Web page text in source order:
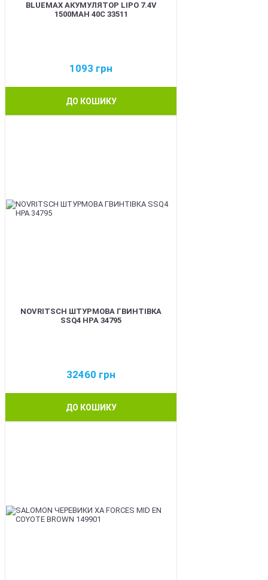
BLUEMAX АКУМУЛЯТОР LIPO 7.4V
1500MAH 40C 33511
1093 грн
ДО КОШИКУ
NOVRITSCH ШТУРМОВА ГВИНТІВКА
SSQ4 HPA 34795
32460 грн
ДО КОШИКУ